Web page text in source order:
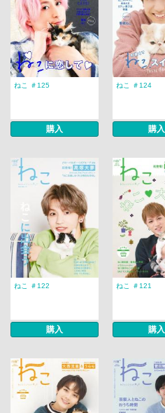
ねこ ＃125
購入
ねこ ＃124
購入
ねこ ＃122
購入
ねこ ＃121
購入